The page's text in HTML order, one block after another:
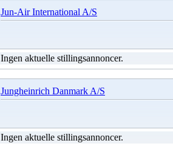
Jun-Air International A/S
Ingen aktuelle stillingsannoncer.
Jungheinrich Danmark A/S
Ingen aktuelle stillingsannoncer.